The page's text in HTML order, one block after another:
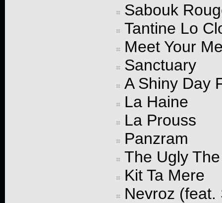
Sabouk
Tantine Lo
Meet Your
Sanctuary
A Shiny Day
La Haine
La Prouss
Panzram
The Ugly
Kit Ta Mere
Nevroz (feat.